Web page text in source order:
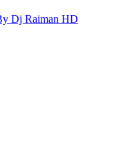
Dj Raiman HD